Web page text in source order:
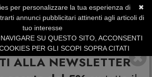
ALLA NEWSLETTER
CLIENTI +39.0773.470.562
SALES | Fino al 31 Agosto
✖
per personalizzare la tua esperienza di
annunci pubblicitari attinenti agli articoli di
tuo interesse
SU QUESTO SITO, ACCONSENTI
PER GLI SCOPI SOPRA CITATI